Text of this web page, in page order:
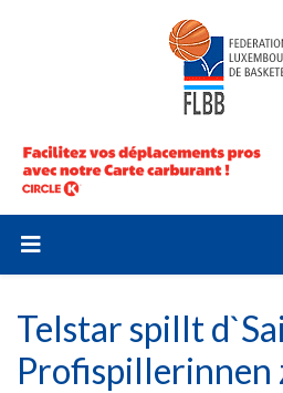
Telstar spillt
Profispillerinnen